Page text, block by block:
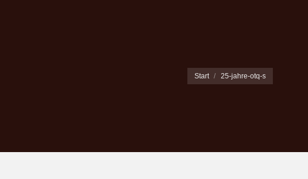
Sie befinden sich hier:
Start 25-jahre-otq-s